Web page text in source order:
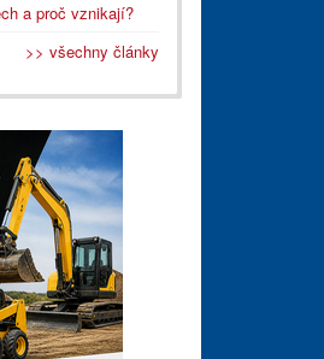
a proč vznikají?
>> všechny články